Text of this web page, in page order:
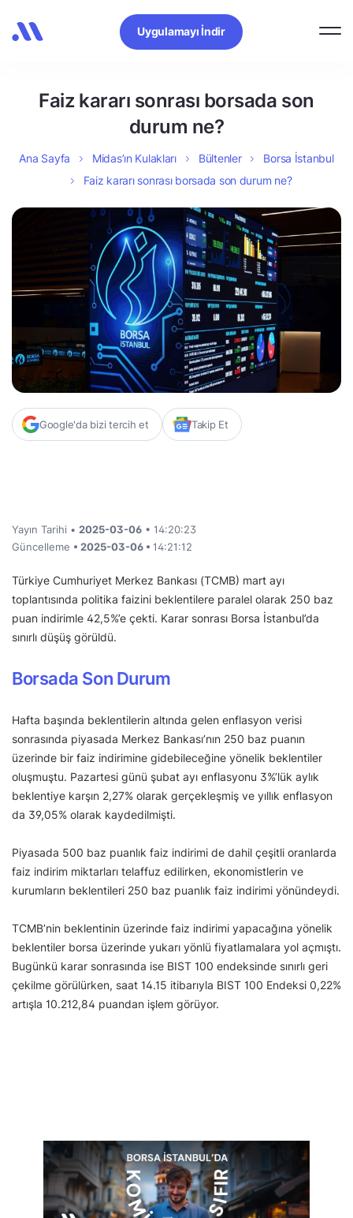
Uygulamayı İndir
Faiz kararı sonrası borsada son
durum ne?
Ana Sayfa Midas’ın Kulakları Bültenler
Borsa İstanbul
Faiz kararı sonrası borsada son durum ne?
Google'da bizi tercih et Takip Et
Yayın Tarihi • 2025-03-06 • 14:20:23
Güncelleme • 2025-03-06 • 14:21:12
Türkiye Cumhuriyet Merkez Bankası (TCMB) mart ayı
toplantısında politika faizini beklentilere paralel olarak 250 baz
puan indirimle 42,5%’e çekti. Karar sonrası Borsa İstanbul’da
sınırlı düşüş görüldü.
Borsada Son Durum
Hafta başında beklentilerin altında gelen enflasyon verisi
sonrasında piyasada Merkez Bankası’nın 250 baz puanın
üzerinde bir faiz indirimine gidebileceğine yönelik beklentiler
oluşmuştu. Pazartesi günü şubat ayı enflasyonu 3%’lük aylık
beklentiye karşın 2,27% olarak gerçekleşmiş ve yıllık enflasyon
da 39,05% olarak kaydedilmişti.
Piyasada 500 baz puanlık faiz indirimi de dahil çeşitli oranlarda
faiz indirim miktarları telaffuz edilirken, ekonomistlerin ve
kurumların beklentileri 250 baz puanlık faiz indirimi yönündeydi.
TCMB’nin beklentinin üzerinde faiz indirimi yapacağına yönelik
beklentiler borsa üzerinde yukarı yönlü fiyatlamalara yol açmıştı.
Bugünkü karar sonrasında ise BIST 100 endeksinde sınırlı geri
çekilme görülürken, saat 14.15 itibarıyla BIST 100 Endeksi 0,22%
artışla 10.212,84 puandan işlem görüyor.